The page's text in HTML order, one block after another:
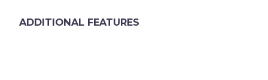
ADDITIONAL FEATURES